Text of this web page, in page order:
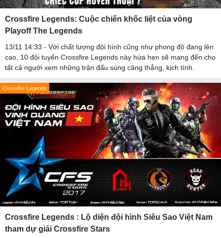
Crossfire Legends: Cuộc chiến khốc liệt của vòng
Playoff The Legends
13/11 14:33 - Với chất lượng đội hình cũng như phong độ đang lên
cao, 10 đội tuyển Crossfire Legends này hứa hẹn sẽ mang đến cho
tất cả người xem những trận đấu súng căng thẳng, kịch tính.
Crossfire Legends
Crossfire Legends : Lộ diện đội hình Siêu Sao Việt Nam
tham dự giải Crossfire Stars